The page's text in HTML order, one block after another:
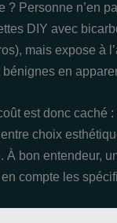
? Personne n’en
DIY avec
mais expose à
bénignes en
est donc caché
choix
À bon entendeur,
compte les